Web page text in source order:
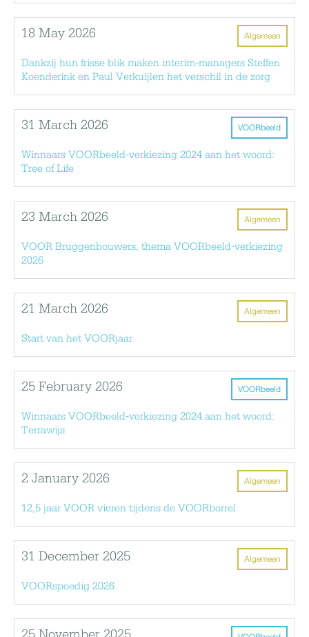
Algemeen
18 May 2026
Dankzij hun frisse blik maken interim-managers Steffen
Koenderink en Paul Verkuijlen het verschil in de zorg
VOORbeeld
31 March 2026
Winnaars VOORbeeld-verkiezing 2024 aan het woord:
Tree of Life
Algemeen
23 March 2026
VOOR Bruggenbouwers, thema VOORbeeld-verkiezing
2026
Algemeen
21 March 2026
Start van het VOORjaar
VOORbeeld
25 February 2026
Winnaars VOORbeeld-verkiezing 2024 aan het woord:
Terrawijs
Algemeen
2 January 2026
12,5 jaar VOOR vieren tijdens de VOORborrel
Algemeen
31 December 2025
VOORspoedig 2026